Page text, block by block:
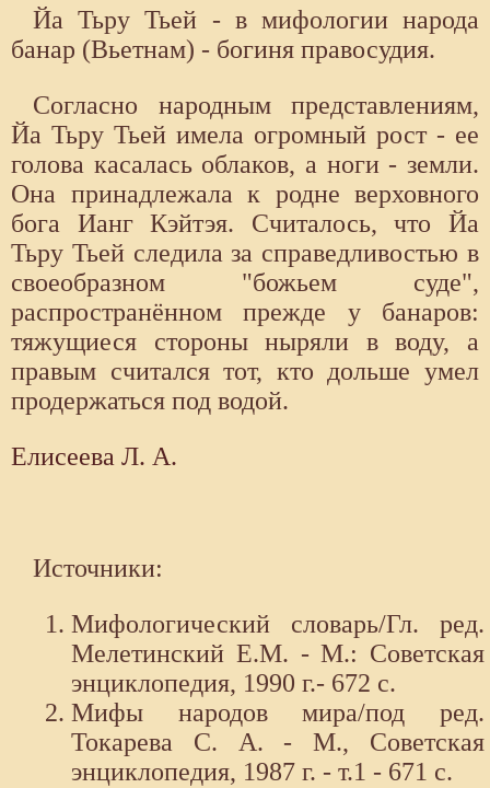
Йа Тьру Тьей - в мифологии народа
банар (Вьетнам) - богиня правосудия.
Согласно народным представлениям,
Йа Тьру Тьей имела огромный рост - ее
голова касалась облаков, а ноги - земли.
Она принадлежала к родне верховного
бога Ианг Кэйтэя. Считалось, что Йа
Тьру Тьей следила за справедливостью в
своеобразном "божьем суде",
распространённом прежде у банаров:
тяжущиеся стороны ныряли в воду, а
правым считался тот, кто дольше умел
продержаться под водой.
Елисеева Л. А.
Источники:
Мифологический словарь/Гл. ред.
Мелетинский Е.М. - М.: Советская
энциклопедия, 1990 г.- 672 с.
Мифы народов мира/под ред.
Токарева С. А. - М., Советская
энциклопедия, 1987 г. - т.1 - 671 с.